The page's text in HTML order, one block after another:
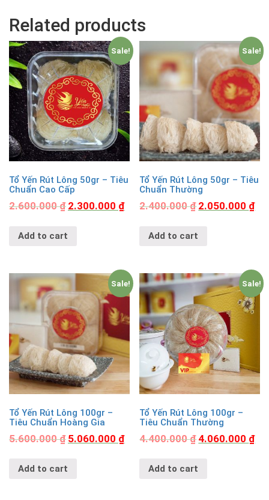
Related products
Sale!
Tổ Yến Rút Lông 50gr – Tiêu
Chuẩn Cao Cấp
2.600.000₫ 2.300.000 ₫
Add to cart
Sale!
Tổ Yến Rút Lông 50gr – Tiêu
Chuẩn Thường
2.400.000₫2.050.000 ₫
Add to cart
Sale!
Tổ Yến Rút Lông 100gr –
Tiêu Chuẩn Hoàng Gia
5.600.000₫ 5.060.000 ₫
Add to cart
Sale!
Tổ Yến Rút Lông 100gr –
Tiêu Chuẩn Thường
4.400.000₫4.060.000 ₫
Add to cart